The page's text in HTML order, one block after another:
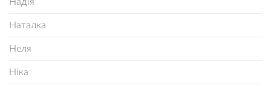
Надія
Наталка
Неля
Ніка